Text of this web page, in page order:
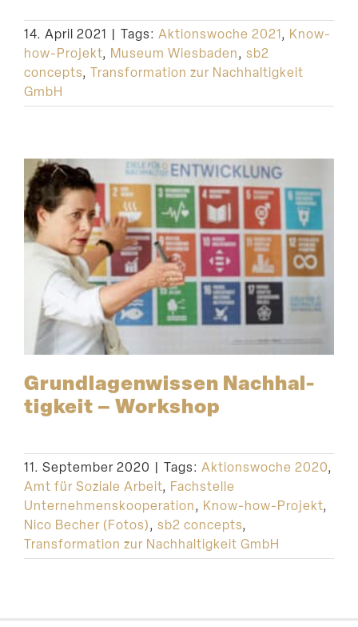
Suche
14. April 2021 | Tags: Aktionswoche 2021, Know-
how-Projekt, Museum Wiesbaden, sb2
concepts, Transformation zur Nachhaltigkeit
GmbH
Grund­la­gen­wissen Nachhal­
tigkeit – Workshop
11. September 2020 | Tags: Aktionswoche 2020,
Amt für Soziale Arbeit, Fachstelle
Unternehmenskooperation, Know-how-Projekt,
Nico Becher (Fotos), sb2 concepts,
Transformation zur Nachhaltigkeit GmbH